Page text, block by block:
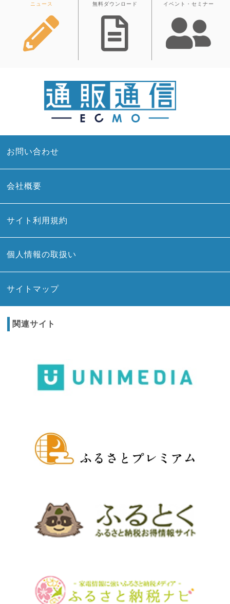
ニュース 無料ダウンロード イベント・セミナー
お問い合わせ
会社概要
サイト利用規約
個人情報の取扱い
サイトマップ
関連サイト